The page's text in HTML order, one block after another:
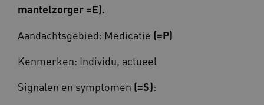
mantelzorger =E).
Aandachtsgebied: Medicatie (=P)
Kenmerken: Individu, actueel
Signalen en symptomen (=S):
BCSessionID vilans.blueconic.net